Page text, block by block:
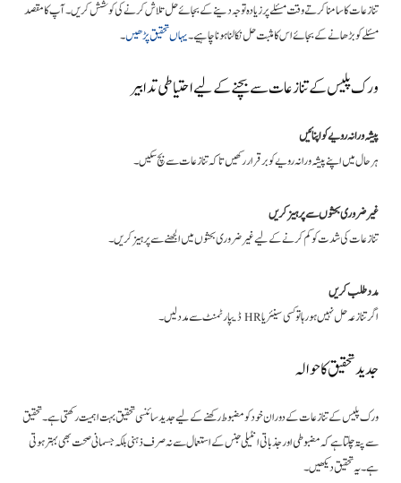
تنازعات کا سامنا کرتے وقت مسئلے پر زیادہ توجہ دینے کے بجائے حل تلاش کرنے کی کوشش کریں۔ آپ کا مقصد
مسئلے کو بڑھانے کے بجائے اس کا مثبت حل نکالنا ہونا چاہیے۔یہاں تحقیق پڑھیں۔
ورک پلیس کے تنازعات سے بچنے کے لیے احتیاطی تدابیر
پیشہ ورانہ رویے کو اپنائیں
ہر حال میں اپنے پیشہ ورانہ رویے کو برقرار رکھیں تاکہ تنازعات سے بچ سکیں۔
غیر ضروری بحثوں سے پرہیز کریں
تنازعات کی شدت کو کم کرنے کے لیے غیر ضروری بحثوں میں الجھنے سے پرہیز کریں۔
مدد طلب کریں
اگر تنازعہ حل نہیں ہو رہا تو کسی سینئر یا HR ڈیپارٹمنٹ سے مدد لیں۔
جدید تحقیق کا حوالہ
ورک پلیس کے تنازعات کے دوران خود کو مضبوط رکھنے کے لیے جدید سائنسی تحقیق بہت اہمیت رکھتی ہے۔ تحقیق
سے پتہ چلتا ہے کہ مضبوطی اور جذباتی انٹیلی جنس کے استعمال سے نہ صرف ذہنی بلکہ جسمانی صحت بھی بہتر ہوتی
ہے۔ یہ تحقیق دیکھیں۔